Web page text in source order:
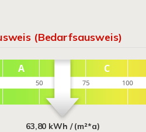
(Bedarfsausweis)
63,80 kWh / (m²*a)